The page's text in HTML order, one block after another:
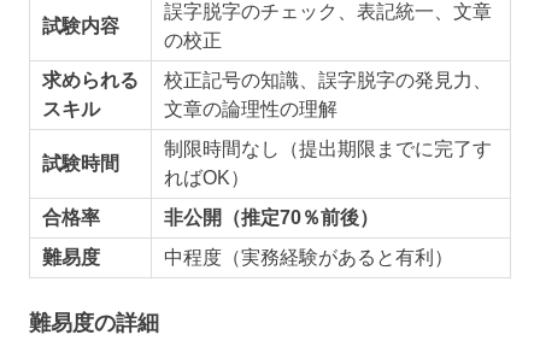
試験内容
誤字脱字のチェック、表記統一、文章
の校正
求められる
スキル
校正記号の知識、誤字脱字の発見力、
文章の論理性の理解
試験時間
制限時間なし（提出期限までに完了す
ればOK）
合格率
非公開（推定70％前後）
難易度
中程度（実務経験があると有利）
難易度の詳細